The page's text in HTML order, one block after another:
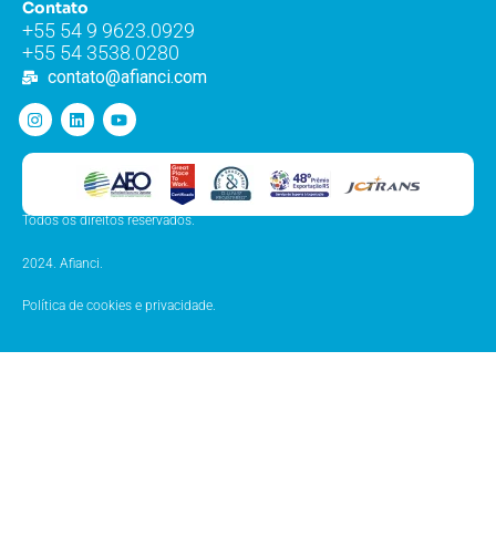
Contato
+55 54 9 9623.0929
+55 54 3538.0280
contato@afianci.com
Todos os direitos reservados.
2024. Afianci.
Política de cookies e privacidade.